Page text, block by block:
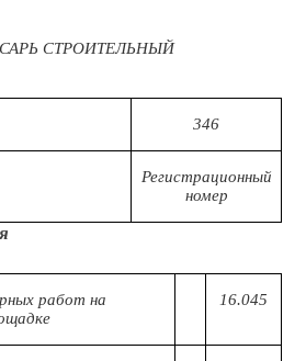
СТРОИТЕЛЬНЫЙ
346
Регистрационный
номер
работ на
16.045